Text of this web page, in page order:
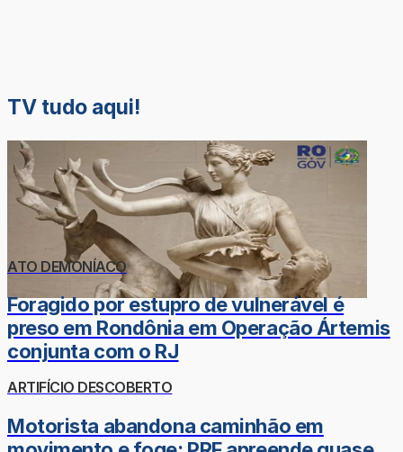
TV tudo aqui!
ATO DEMONÍACO
Foragido por estupro de vulnerável é
preso em Rondônia em Operação Ártemis
conjunta com o RJ
ARTIFÍCIO DESCOBERTO
Motorista abandona caminhão em